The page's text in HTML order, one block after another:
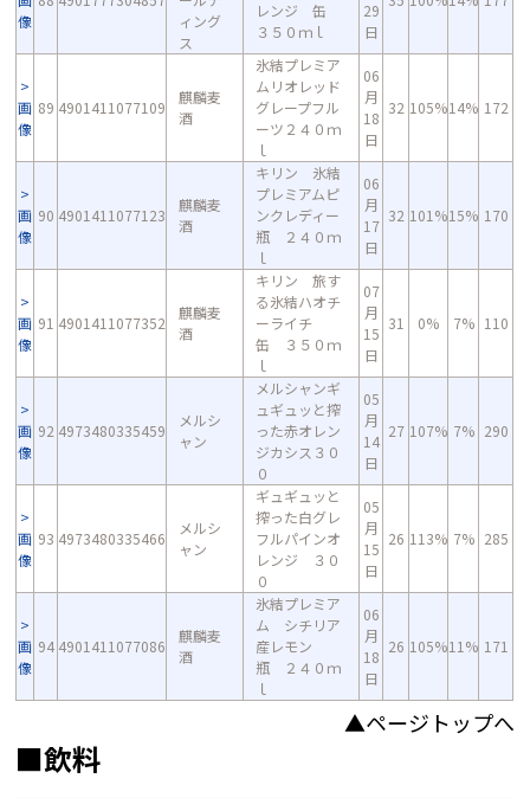
像
ィング
ス
レンジ 缶
３５０ｍｌ
29
日
画
像
89 4901411077109
麒麟麦
酒
氷結プレミア
ムリオレッド
グレープフル
ーツ２４０ｍ
ｌ
06
月
18
日
32 105%14% 172
画
像
90 4901411077123
麒麟麦
酒
キリン 氷結
プレミアムピ
ンクレディー
瓶 ２４０ｍ
ｌ
06
月
17
日
32 101%15% 170
画
像
91 4901411077352
麒麟麦
酒
キリン 旅す
る氷結ハオチ
ーライチ
缶 ３５０ｍ
ｌ
07
月
15
日
31 0% 7% 110
画
像
92 4973480335459
メルシ
ャン
メルシャンギ
ュギュッと搾
った赤オレン
ジカシス３０
０
05
月
14
日
27 107% 7% 290
画
像
93 4973480335466
メルシ
ャン
ギュギュッと
搾った白グレ
フルパインオ
レンジ ３０
０
05
月
15
日
26 113% 7% 285
画
像
94 4901411077086
麒麟麦
酒
氷結プレミア
ム シチリア
産レモン
瓶 ２４０ｍ
ｌ
06
月
18
日
26 105%11% 171
▲ページトップへ
■飲料